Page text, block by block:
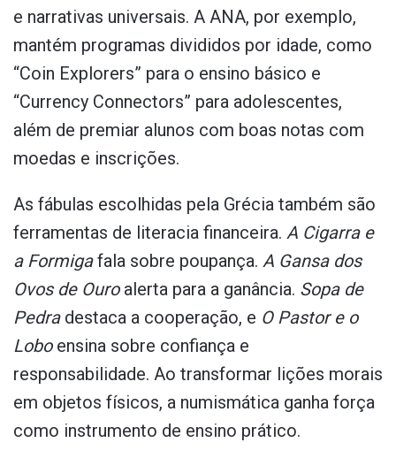
e narrativas universais. A ANA, por exemplo,
mantém programas divididos por idade, como
“Coin Explorers” para o ensino básico e
“Currency Connectors” para adolescentes,
além de premiar alunos com boas notas com
moedas e inscrições.
As fábulas escolhidas pela Grécia também são
ferramentas de literacia financeira. A Cigarra e
a Formigafala sobre poupança. A Gansa dos
Ovos de Ouroalerta para a ganância. Sopa de
Pedradestaca a cooperação, e O Pastor e o
Loboensina sobre confiança e
responsabilidade. Ao transformar lições morais
em objetos físicos, a numismática ganha força
como instrumento de ensino prático.